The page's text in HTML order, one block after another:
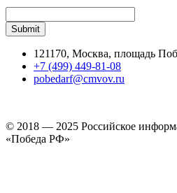
121170, Москва, площадь
+7 (499) 449-81-08
pobedarf@cmvov.ru
© 2018 — 2025 Российское
«Победа РФ»